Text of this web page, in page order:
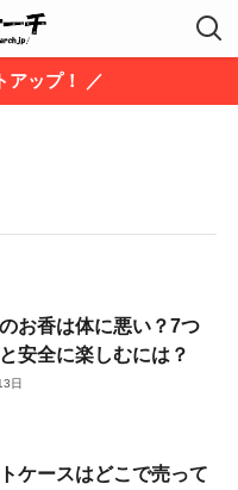
アップ！ ／
お香は体に悪い？7つ
安全に楽しむには？
日
ケースはどこで売って